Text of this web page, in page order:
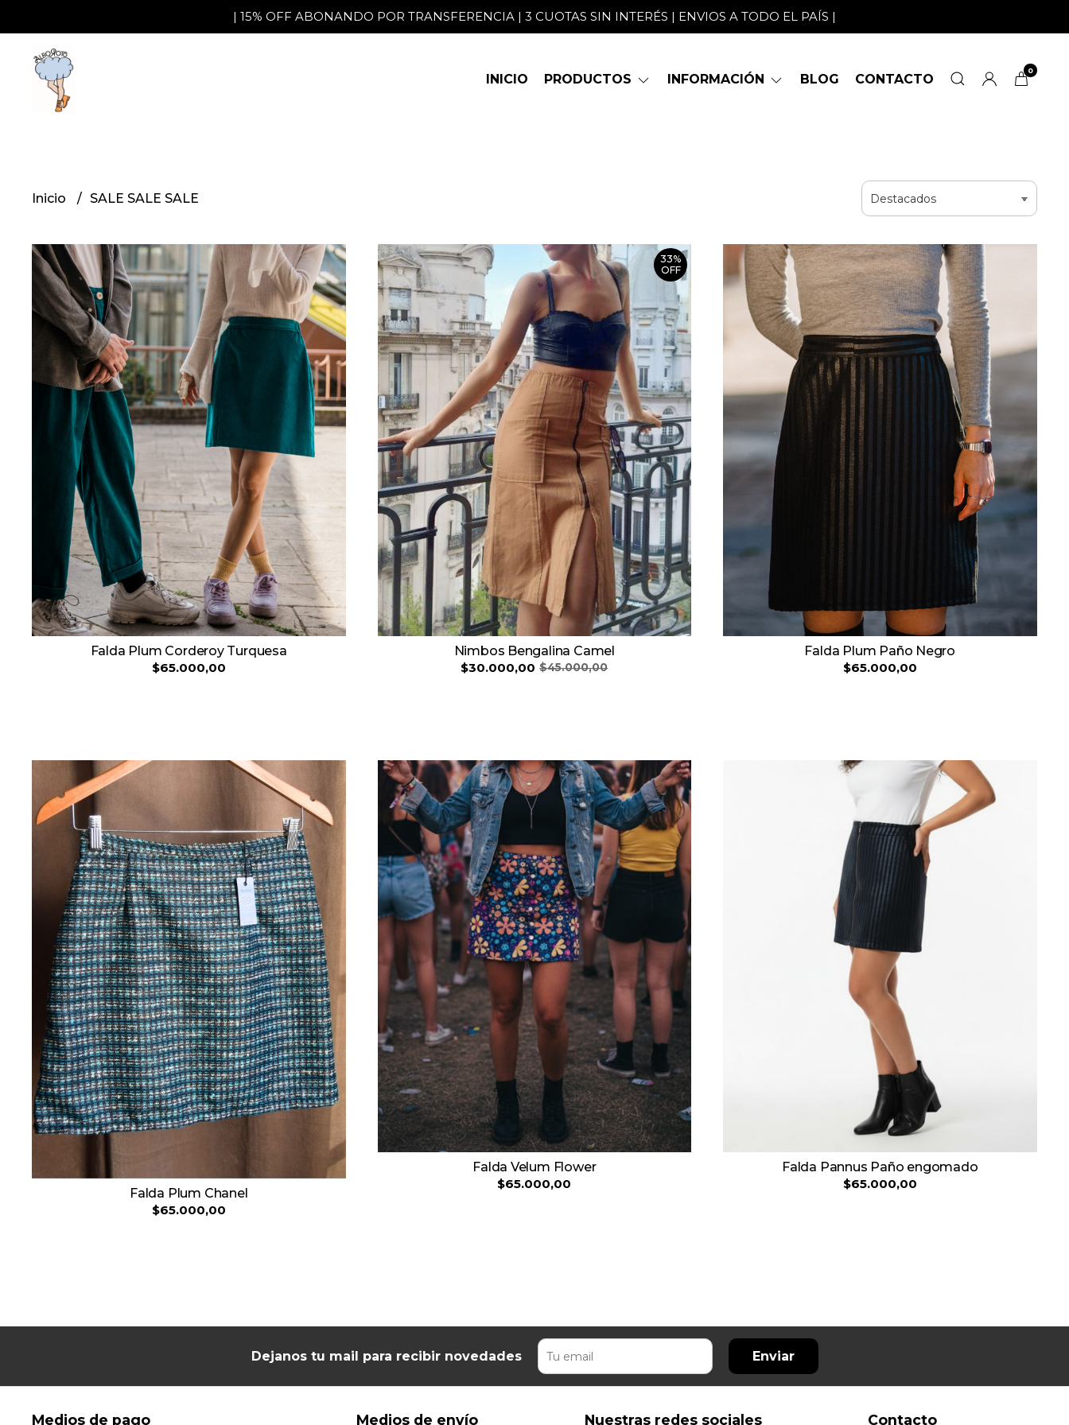
| 15% OFF ABONANDO POR TRANSFERENCIA | 3 CUOTAS SIN INTERÉS | ENVIOS A TODO EL PAÍS |
INICIO PRODUCTOS INFORMACIÓN BLOG CONTACTO
0
Inicio SALE SALE SALE
Falda Plum Corderoy Turquesa
$65.000,00
33%
OFF
Nimbos Bengalina Camel
$30.000,00 $45.000,00
Falda Plum Paño Negro
$65.000,00
Falda Plum Chanel
$65.000,00
Falda Velum Flower
$65.000,00
Falda Pannus Paño engomado
$65.000,00
Dejanos tu mail para recibir novedades Enviar
Medios de pago Medios de envío Nuestras redes sociales Contacto